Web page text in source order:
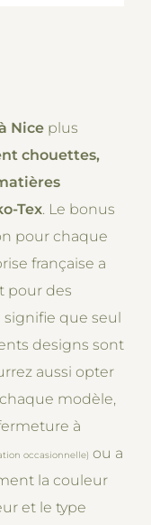
Nice plus
chouettes,
Tex. Le bonus
pour chaque
française a
pour des
signifie que seul
designs sont
aussi opter
modèle,
à
occasionnelle) ou a
la couleur
et le type